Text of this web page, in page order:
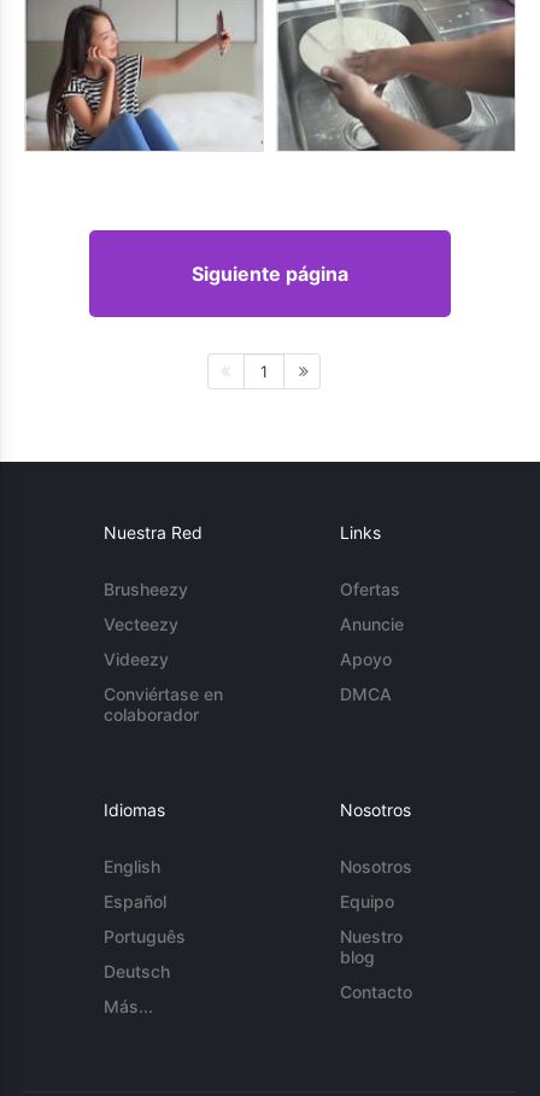
Siguiente página
1
Nuestra Red
Brusheezy
Vecteezy
Videezy
Conviértase en
colaborador
Links
Ofertas
Anuncie
Apoyo
DMCA
Idiomas
English
Español
Português
Deutsch
Más...
Nosotros
Nosotros
Equipo
Nuestro
blog
Contacto